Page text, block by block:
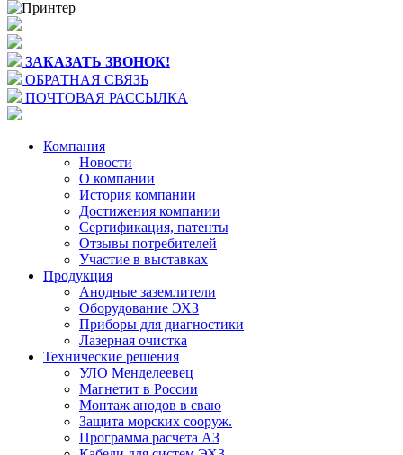
ЗАКАЗАТЬ ЗВОНОК!
ОБРАТНАЯ СВЯЗЬ
ПОЧТОВАЯ РАССЫЛКА
Компания
Новости
О компании
История компании
Достижения компании
Сертификация, патенты
Отзывы потребителей
Участие в выставках
Продукция
Анодные заземлители
Оборудование ЭХЗ
Приборы для диагностики
Лазерная очистка
Технические решения
УЛО Менделеевец
Магнетит в России
Монтаж анодов в сваю
Защита морских сооруж.
Программа расчета АЗ